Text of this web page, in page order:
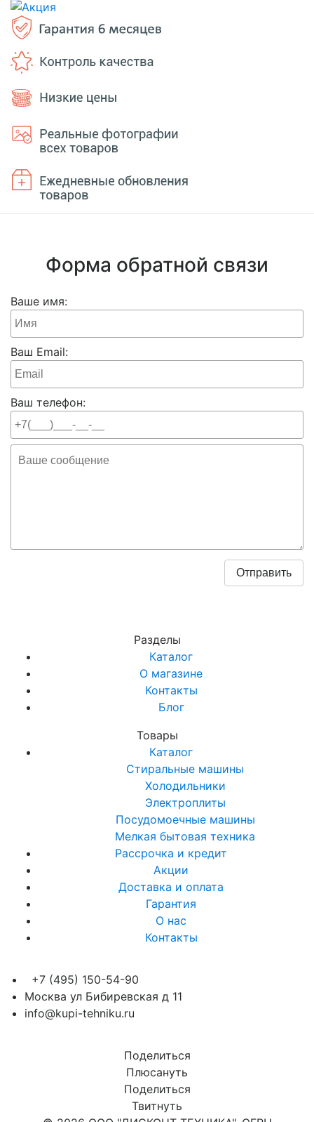
Форма обратной связи
Ваше имя:
Ваш Email:
Ваш телефон:
Разделы
Каталог
О магазине
Контакты
Блог
Товары
Каталог
Стиральные машины
Холодильники
Электроплиты
Посудомоечные машины
Мелкая бытовая техника
Рассрочка и кредит
Акции
Доставка и оплата
Гарантия
О нас
Контакты
+7 (495) 150-54-90
Москва ул Бибиревская д 11
info@kupi-tehniku.ru
Поделиться
Плюсануть
Поделиться
Твитнуть